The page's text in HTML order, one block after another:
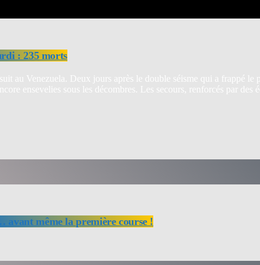
: 235 morts
au Venezuela. Deux jours après le double séisme qui a frappé
ensevelies sous les décombres. Les secours, renforcés par
avant même la première course !